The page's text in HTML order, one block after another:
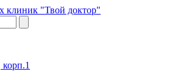
клиник "Твой доктор"